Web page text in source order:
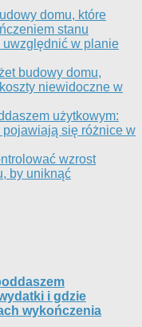
domu, które
stanu
w planie
budowy domu,
niewidoczne w
użytkowym:
się różnice w
wzrost
by uniknąć
i gdzie
wykończenia